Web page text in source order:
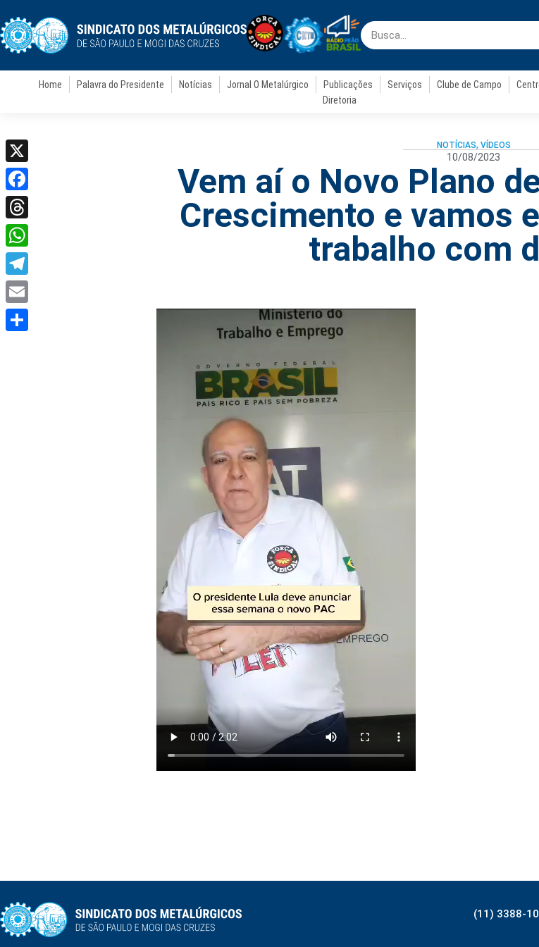
Home Palavra do Presidente Notícias Jornal O Metalúrgico Publicações Serviços Clube de Campo
Diretoria
NOTÍCIAS, VÍDEOS
10/08/2023
Vem aí o Novo Plano
Crescimento e vamos
trabalho com
(11) 3388-
X
Facebook
Threads
WhatsApp
Telegram
Email